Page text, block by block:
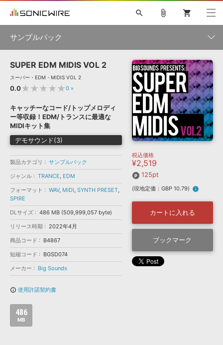
ソフト音源 »
プラグイン・エフェクト »
サンプルパック »
ソフトウェア／ツール »
DAW »
効果音 »
BGM »
キャンペーン »
特集 »
ニュースレター »
SONICWIREブログ »
製品サポート情報 »
DTMガイド »
FAQ »
お問い合わせ »
音楽カード
楽曲配信流通 サービス
無償のサウンド管理ソフト
SLS
search
初音ミク NT 鏡音リン・レン V4X 巡音ルカ V4X
MEIKO V3
KAITO V3
VOCALOID TOONTRACK
SPITFIRE AUDIO
VIENNA
EZ DRUMMER 3
ライセンスフリーBGM
サンプルパックを試そう
ボーカル抜き出し
DUBSTEP
ELECTRONICA
EDM TRANCE MUTANT
ROUTER.FM
ソフト音源 プラグイン・エフェクト
ソフトウェア／ツール 効果音
attach_file shopping_cart
サンプルパック
製品一覧
ジャンル
メーカー
フォーマット
ランキング
SUPER EDM MIDIS VOL 2
スーパー・EDM・MIDIS VOL 2
0.0★★★★★0 »
キャッチーなコード/トップメロディ
ー等収録！EDM/トランスに最適な
MIDIキット集
デモサウンド(3)
製品カテゴリ
サンプルパック
ジャンル
TRANCE, EDM
フォーマット
WAV, MIDI, SYNTH PRESET,
SPIRE
DLサイズ
486 MB (509,999,057 byte)
リリース時期
2022年4月
商品コード
B4867
短縮コード
BGSD074
メーカー
Big Sounds
info_outline 使用許諾契約書
486
MB
税込価格
¥2,519
125pt
(現地定価：GBP 10.79) info
カートに入れる
ブックマーク